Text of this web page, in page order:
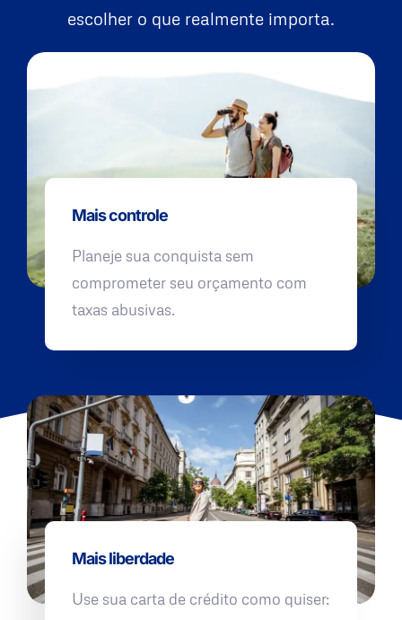
escolher o que realmente importa.
Mais controle
Planeje sua conquista sem
comprometer seu orçamento com
taxas abusivas.
Mais liberdade
Use sua carta de crédito como quiser: